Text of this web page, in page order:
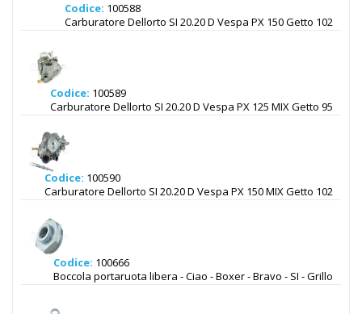
Codice: 100588
Carburatore Dellorto SI 20.20 D Vespa PX 150 Getto 102
Codice: 100589
Carburatore Dellorto SI 20.20 D Vespa PX 125 MIX Getto 95
Codice: 100590
Carburatore Dellorto SI 20.20 D Vespa PX 150 MIX Getto 102
Codice: 100666
Boccola portaruota libera - Ciao - Boxer - Bravo - SI - Grillo